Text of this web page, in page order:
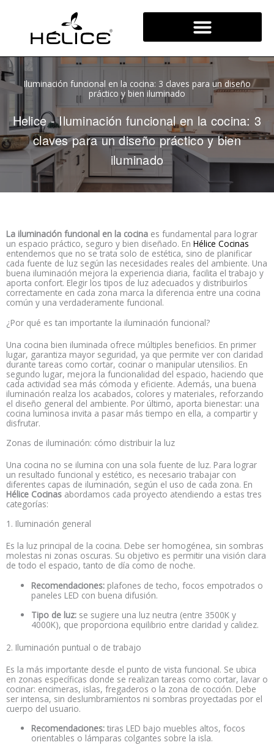
Iluminación funcional en la cocina: 3 claves para un diseño
práctico y bien iluminado
Helice-Iluminación funcional en la cocina: 3
claves para un diseño práctico y bien
iluminado
La iluminación funcional en la cocina es fundamental para lograr
un espacio práctico, seguro y bien diseñado. En Hélice Cocinas
entendemos que no se trata solo de estética, sino de planificar
cada fuente de luz según las necesidades reales del ambiente. Una
buena iluminación mejora la experiencia diaria, facilita el trabajo y
aporta confort. Elegir los tipos de luz adecuados y distribuirlos
correctamente en cada zona marca la diferencia entre una cocina
común y una verdaderamente funcional.
¿Por qué es tan importante la iluminación funcional?
Una cocina bien iluminada ofrece múltiples beneficios. En primer
lugar, garantiza mayor seguridad, ya que permite ver con claridad
durante tareas como cortar, cocinar o manipular utensilios. En
segundo lugar, mejora la funcionalidad del espacio, haciendo que
cada actividad sea más cómoda y eficiente. Además, una buena
iluminación realza los acabados, colores y materiales, reforzando
el diseño general del ambiente. Por último, aporta bienestar: una
cocina luminosa invita a pasar más tiempo en ella, a compartir y
disfrutar.
Zonas de iluminación: cómo distribuir la luz
Una cocina no se ilumina con una sola fuente de luz. Para lograr
un resultado funcional y estético, es necesario trabajar con
diferentes capas de iluminación, según el uso de cada zona. En
Hélice Cocinas abordamos cada proyecto atendiendo a estas tres
categorías:
1. Iluminación general
Es la luz principal de la cocina. Debe ser homogénea, sin sombras
molestas ni zonas oscuras. Su objetivo es permitir una visión clara
de todo el espacio, tanto de día como de noche.
Recomendaciones: plafones de techo, focos empotrados o
paneles LED con buena difusión.
Tipo de luz: se sugiere una luz neutra (entre 3500K y
4000K), que proporciona equilibrio entre claridad y calidez.
2. Iluminación puntual o de trabajo
Es la más importante desde el punto de vista funcional. Se ubica
en zonas específicas donde se realizan tareas como cortar, lavar o
cocinar: encimeras, islas, fregaderos o la zona de cocción. Debe
ser intensa, sin deslumbramientos ni sombras proyectadas por el
cuerpo del usuario.
Recomendaciones: tiras LED bajo muebles altos, focos
orientables o lámparas colgantes sobre la isla.